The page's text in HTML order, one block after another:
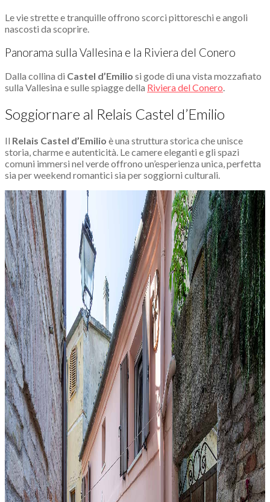
Le vie strette e tranquille offrono scorci pittoreschi e angoli
nascosti da scoprire.
Panorama sulla Vallesina e la Riviera del Conero
Dalla collina di Castel d’Emilio si gode di una vista mozzafiato
sulla Vallesina e sulle spiagge della Riviera del Conero.
Soggiornare al Relais Castel d’Emilio
Il Relais Castel d’Emilio è una struttura storica che unisce
storia, charme e autenticità. Le camere eleganti e gli spazi
comuni immersi nel verde offrono un’esperienza unica, perfetta
sia per weekend romantici sia per soggiorni culturali.